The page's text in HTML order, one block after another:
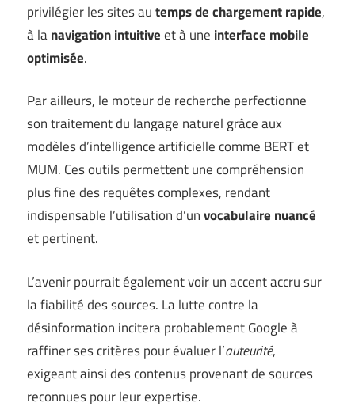
privilégier les sites autemps de chargement rapide,
à lanavigation intuitiveet à une interface mobile
optimisée.
Par ailleurs, le moteur de recherche perfectionne
son traitement du langage naturel grâce aux
modèles d’intelligence artificielle comme BERT et
MUM. Ces outils permettent une compréhension
plus fine des requêtes complexes, rendant
indispensable l’utilisation d’unvocabulaire nuancé
et pertinent.
L’avenir pourrait également voir un accent accru sur
la fiabilité des sources. La lutte contre la
désinformation incitera probablement Google à
raffiner ses critères pour évaluer l’auteurité,
exigeant ainsi des contenus provenant de sources
reconnues pour leur expertise.